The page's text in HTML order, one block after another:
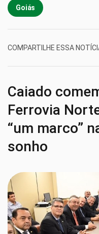
Goiás
COMPARTILHE ESSA
Caiado
Ferrovia
“um marco”
sonho